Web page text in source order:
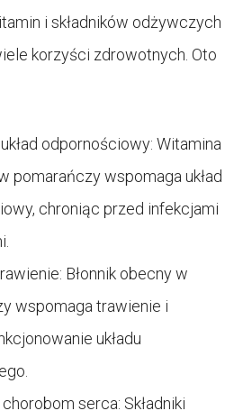
i składników odżywczych
korzyści zdrowotnych. Oto
odpornościowy: Witamina
pomarańczy wspomaga układ
chroniąc przed infekcjami
Błonnik obecny w
wspomaga trawienie i
układu
serca: Składniki